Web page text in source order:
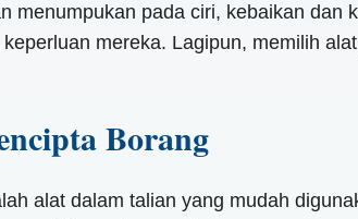
menumpukan pada ciri, kebaikan
mereka. Lagipun, memilih
Borang
alat dalam talian yang mudah